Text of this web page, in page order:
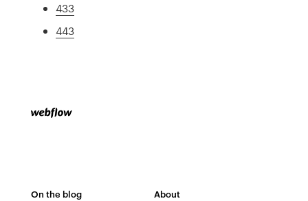
433
443
On the blog About